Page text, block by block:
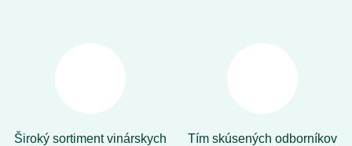
Široký sortiment vinárskych
Tím skúsených odborníkov